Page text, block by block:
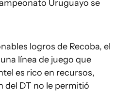
Uruguayo se
logros de Recoba, el
línea de juego que
es rico en recursos,
del DT no le permitió